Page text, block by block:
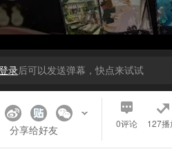
录后可以发送弹幕，快点来试试
分享给好友 0评论 127播